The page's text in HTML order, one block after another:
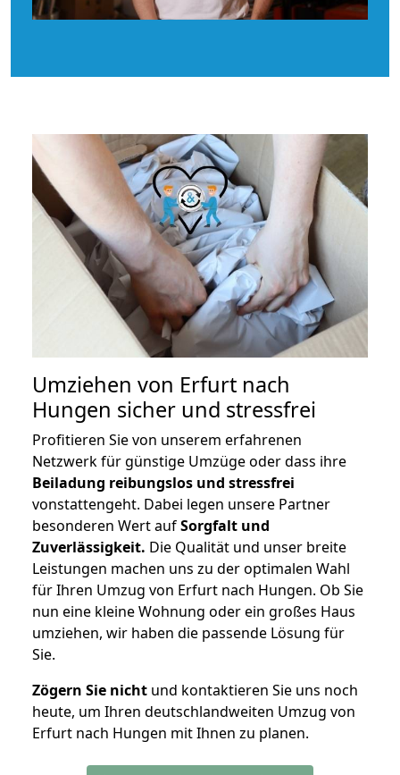
Umziehen von Erfurt nach
Hungen sicher und stressfrei
Profitieren Sie von unserem erfahrenen
Netzwerk für günstige Umzüge oder dass ihre
Beiladung reibungslos und stressfrei
vonstattengeht. Dabei legen unsere Partner
besonderen Wert aufSorgfalt und
Zuverlässigkeit. Die Qualität und unser breite
Leistungen machen uns zu der optimalen Wahl
für Ihren Umzug von Erfurt nach Hungen. Ob Sie
nun eine kleine Wohnung oder ein großes Haus
umziehen, wir haben die passende Lösung für
Sie.
Zögern Sie nicht und kontaktieren Sie uns noch
heute, um Ihren deutschlandweiten Umzug von
Erfurt nach Hungen mit Ihnen zu planen.